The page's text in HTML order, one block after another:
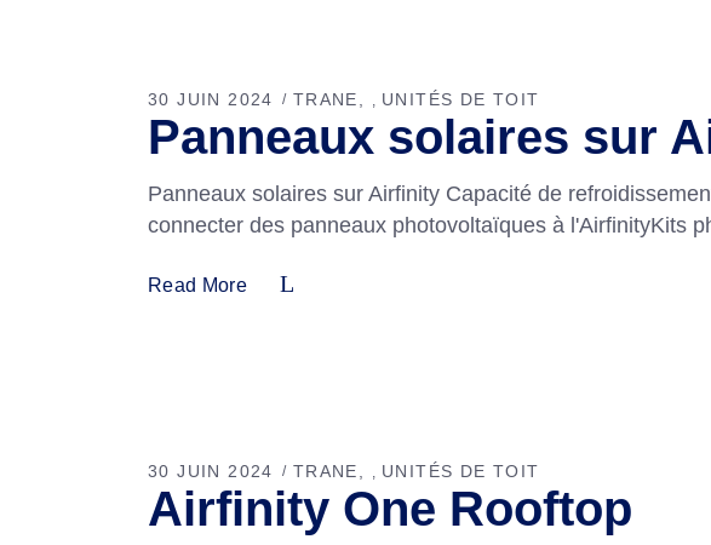
30 JUIN 2024 TRANE UNITÉS DE TOIT
Panneaux solaires sur
Panneaux solaires sur Airfinity Capacité de
connecter des panneaux photovoltaïques à l'AirfinityKits
Read More
30 JUIN 2024 TRANE UNITÉS DE TOIT
Airfinity One Rooftop